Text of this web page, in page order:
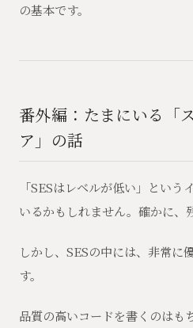
の基本です。
番外編：たまにいる「
ア」の話
「SESはレベルが低い」という
いるかもしれません。確かに、
しかし、SESの中には、非常に
す。
品質の高いコードを書くのはも